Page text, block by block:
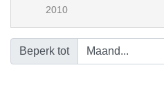
2010
Beperk tot